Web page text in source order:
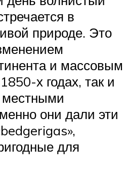
в
природе. Это
и массовым
х годах, так и
местными
они дали эти
для